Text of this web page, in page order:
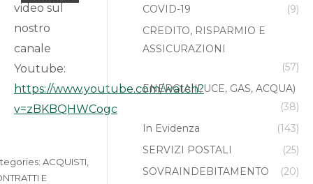
video sul
nostro
canale
Youtube:
https://www.youtube.com/watch?
v=zBKBQHWCogc
ACQUISTI,
E
COVID-19
(9)
CREDITO, RISPARMIO E
ASSICURAZIONI
(57)
ENERGIA (LUCE, GAS, ACQUA)
(38)
In Evidenza
(143)
SERVIZI POSTALI
(25)
SOVRAINDEBITAMENTO
(20)